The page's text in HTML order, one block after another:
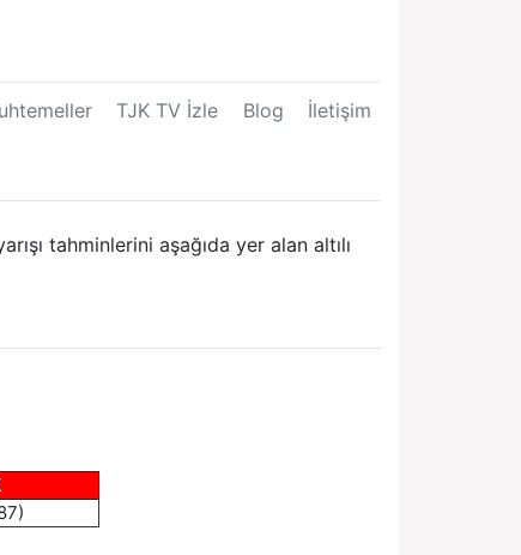
TJK TV İzle Blog İletişim
tahminlerini aşağıda yer alan altılı